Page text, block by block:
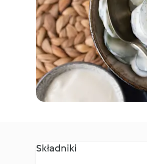
Składniki